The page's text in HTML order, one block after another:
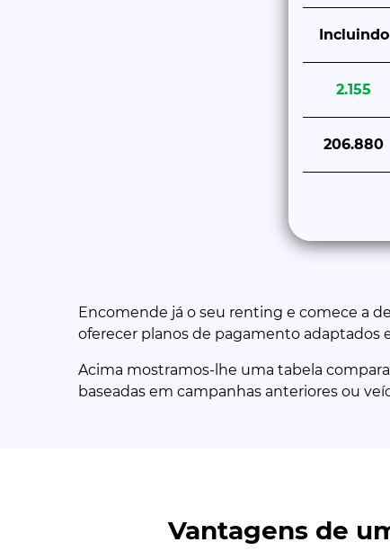
Incluindo
2.155
206.880
Encomende já o seu renting e comece a
oferecer planos de pagamento adaptados
Acima mostramos-lhe uma tabela
baseadas em campanhas anteriores ou
Vantagens de